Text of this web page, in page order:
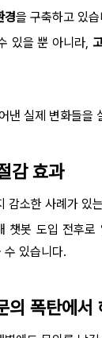
경을 구축하고 있
있을 뿐 아니라,
낸 실제 변화들을
감 효과
감소한 사례가 있
챗봇 도입 전후
수 있습니다.
폭탄에서